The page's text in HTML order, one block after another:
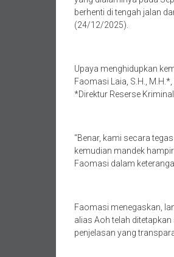
yang dialaminya pada
berhenti di tengah jalan
(24/12/2025).
Upaya menghidupkan
Faomasi Laia, S.H.,
*Direktur Reserse
“Benar, kami secara
kemudian mandek
Faomasi dalam
Faomasi menegaskan,
alias Aoh telah
penjelasan yang